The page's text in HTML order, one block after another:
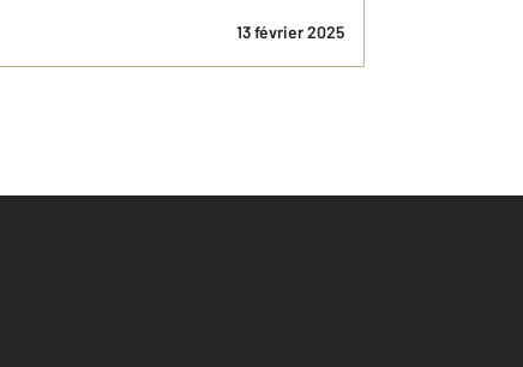
13 février 2025